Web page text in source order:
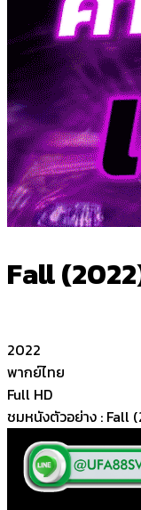
Fall
2022
พากย์ไทย
Full HD
ชมหนังตัวอย่าง : Fall